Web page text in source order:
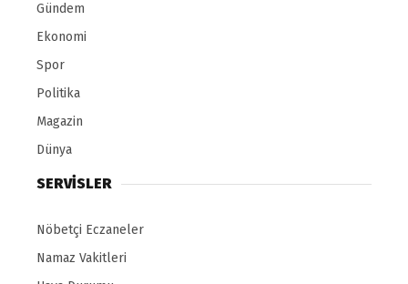
Gündem
Ekonomi
Spor
Politika
Magazin
Dünya
SERVİSLER
Nöbetçi Eczaneler
Namaz Vakitleri